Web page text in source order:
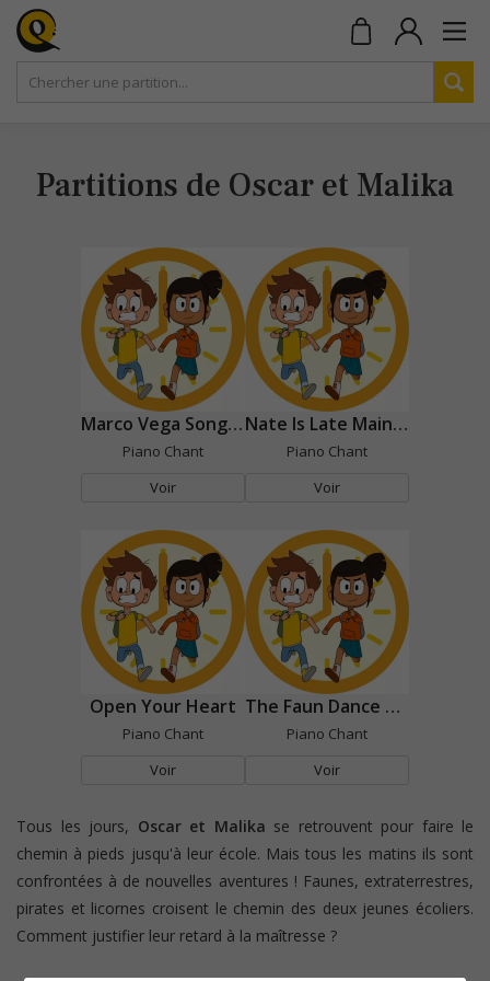
Partitions de Oscar et Malika
Tous les jours, Oscar et Malika se retrouvent pour faire le
chemin à pieds jusqu'à leur école. Mais tous les matins ils sont
confrontées à de nouvelles aventures ! Faunes, extraterrestres,
pirates et licornes croisent le chemin des deux jeunes écoliers.
Comment justifier leur retard à la maîtresse ?
Marco Vega Song (Chanson Marco Vega)
Piano Chant
Voir
Nate Is Late Main Theme (Oscar et Malika Générique)
Piano Chant
Voir
Open Your Heart
Piano Chant
Voir
The Faun Dance Party All
Piano Chant
Voir